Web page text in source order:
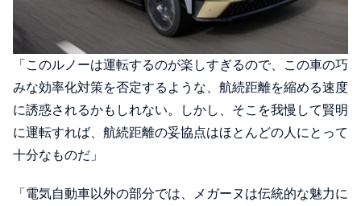
「このルノーは運転するのが楽しすぎるので、この車の巧
みな効率化対策を否定するような、航続距離を縮める速度
に誘惑されるかもしれない。しかし、そこを我慢して賢明
に運転すれば、航続距離の妥協点はほとんどの人にとって
十分なものだ」
「電気自動車以外の部分では、メガーヌは伝統的な魅力に